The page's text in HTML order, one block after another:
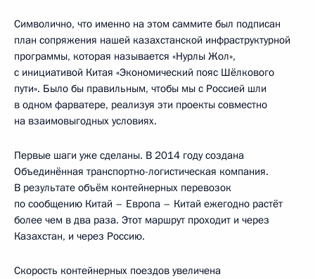
Символично, что именно на этом саммите был подписан
план сопряжения нашей казахстанской инфраструктурной
программы, которая называется «Нурлы Жол»,
с инициативой Китая «Экономический пояс Шёлкового
пути». Было бы правильным, чтобы мы с Россией шли
в одном фарватере, реализуя эти проекты совместно
на взаимовыгодных условиях.
Первые шаги уже сделаны. В 2014 году создана
Объединённая транспортно-логистическая компания.
В результате объём контейнерных перевозок
по сообщению Китай – Европа – Китай ежегодно растёт
более чем в два раза. Этот маршрут проходит и через
Казахстан, и через Россию.
Скорость контейнерных поездов увеличена